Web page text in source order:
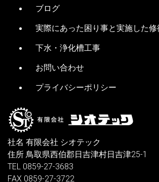
ブログ
実際にあった困り事と実施した修
下水・浄化槽工事
お問い合わせ
プライバシーポリシー
社名 有限会社 シオテック
住所 鳥取県西伯郡日吉津村日吉津25-1
TEL 0859-27-3683
FAX 0859-27-3722